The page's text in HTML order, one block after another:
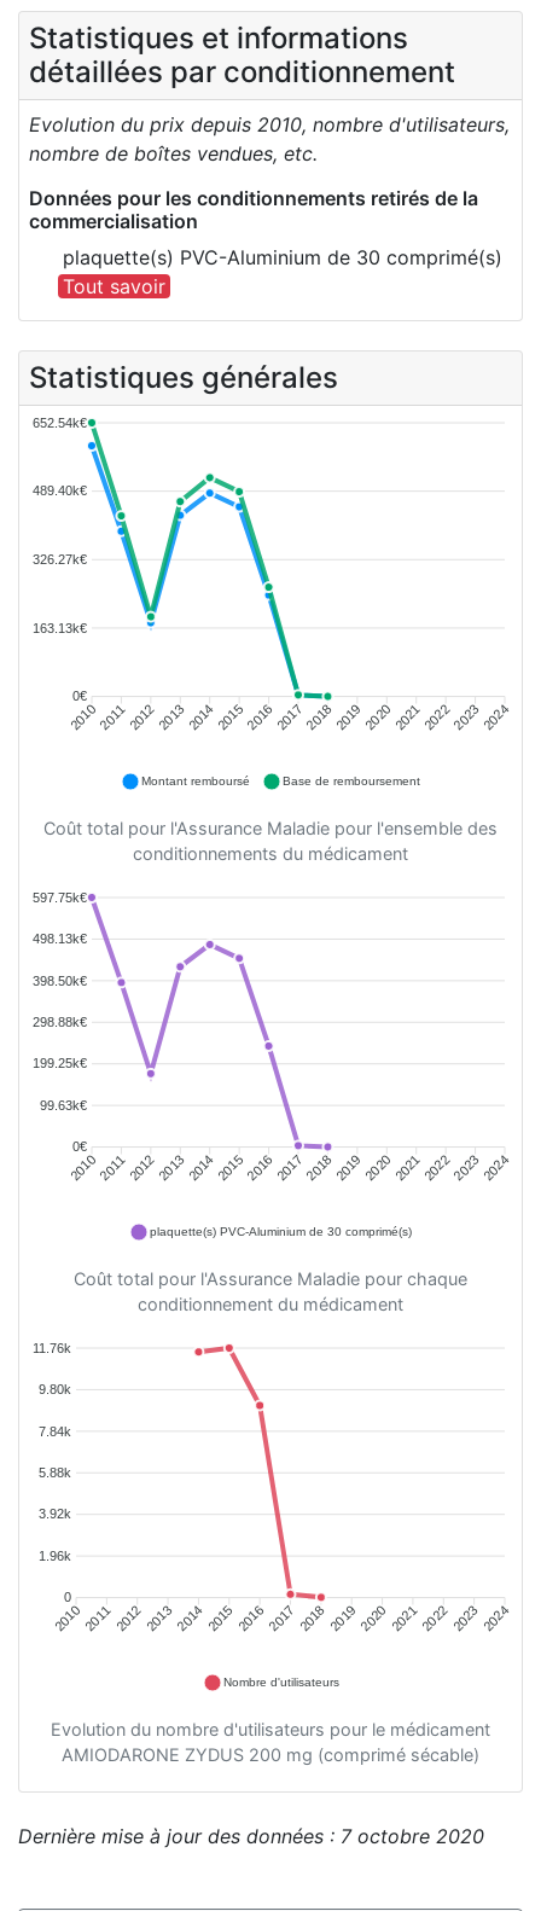
Statistiques et informations
détaillées par conditionnement
Evolution du prix depuis 2010, nombre d'utilisateurs,
nombre de boîtes vendues, etc.
Données pour les conditionnements retirés de la
commercialisation
plaquette(s) PVC-Aluminium de 30 comprimé(s)
Tout savoir
Statistiques générales
652.54k€
489.40k€
326.27k€
163.13k€
0€
201020112012201320142015201620172018201920202021202220232024
Montant remboursé Base de remboursement
Coût total pour l'Assurance Maladie pour l'ensemble des
conditionnements du médicament
597.75k€
498.13k€
398.50k€
298.88k€
199.25k€
99.63k€
0€
201020112012201320142015201620172018201920202021202220232024
plaquette(s) PVC-Aluminium de 30 comprimé(s)
Coût total pour l'Assurance Maladie pour chaque
conditionnement du médicament
11.76k
9.80k
7.84k
5.88k
3.92k
1.96k
0
201020112012201320142015 20162017 2018 20192020 202120222023 2024
Nombre d'utilisateurs
Evolution du nombre d'utilisateurs pour le médicament
AMIODARONE ZYDUS 200 mg (comprimé sécable)
Dernière mise à jour des données : 7 octobre 2020